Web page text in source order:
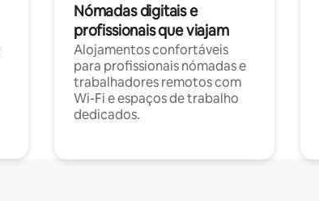
Nómadas digitais e
profissionais que viajam
Alojamentos confortáveis
para profissionais nómadas e
trabalhadores remotos com
Wi-Fi e espaços de trabalho
dedicados.